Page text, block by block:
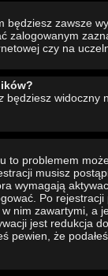
będziesz zawsze
zalogowanym
czy na
będziesz widoczny
to problemem
musisz
wymagają
Po
nim zawartymi, a
jest redukcja
że